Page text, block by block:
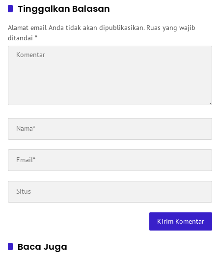
Tinggalkan Balasan
Alamat email Anda tidak akan dipublikasikan. Ruas yang wajib
ditandai *
Baca Juga